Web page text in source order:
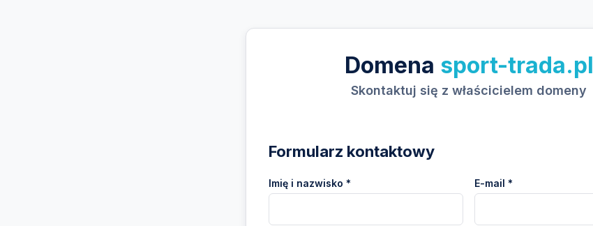
Domena sport-trada.pl
Skontaktuj się z właścicielem domeny
Formularz kontaktowy
Imię i nazwisko * E-mail *